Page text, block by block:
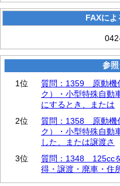
FAXに
参
1位
質問：1359 原動機
ク）・小型特殊自動
にするとき、または
2位
質問：1358 原動機
ク）・小型特殊自動
した、または譲渡さ
3位
質問：1348 125cc
得・譲渡・廃車・住